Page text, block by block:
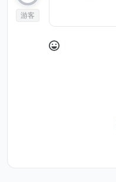
游客